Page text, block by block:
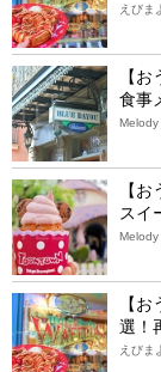
えびま
【
食事
Melody
【
スイ
Melody
【
選！
えびま